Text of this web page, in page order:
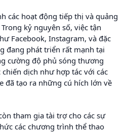
các hoạt động tiếp thị và quảng
kỷ nguyên số, việc tận
Facebook, Instagram, và đặc
đang phát triển rất mạnh tại
cường độ phủ sóng thương
dịch như hợp tác với các
đã tạo ra những cú hích lớn về
tham gia tài trợ cho các sự
các chương trình thể thao